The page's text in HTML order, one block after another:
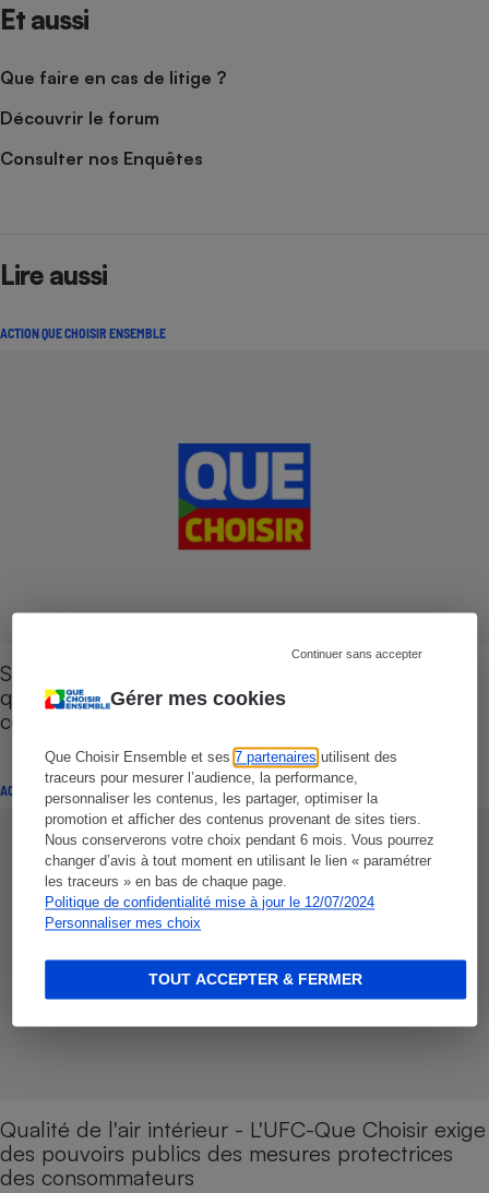
Gérer mes cookies
Que Choisir Ensemble et ses7 partenaires utilisent des
traceurs pour mesurer l’audience, la performance,
personnaliser les contenus, les partager, optimiser la
promotion et afficher des contenus provenant de sites tiers.
Nous conserverons votre choix pendant 6 mois. Vous pourrez
changer d’avis à tout moment en utilisant le lien « paramétrer
les traceurs » en bas de chaque page.
Politique de confidentialité mise à jour le 12/07/2024
Personnaliser mes choix
Continuer sans accepter
TOUT ACCEPTER & FERMER
Et aussi
Que faire en cas de litige ?
Découvrir le forum
Consulter nos Enquêtes
Lire aussi
ACTION QUE CHOISIR ENSEMBLE
Substances préoccupantes dans des produits du
quotidien - La vérité est cachée aux
consommateurs !
ACTION QUE CHOISIR ENSEMBLE
Qualité de l'air intérieur - L'UFC-Que Choisir exige
des pouvoirs publics des mesures protectrices
des consommateurs